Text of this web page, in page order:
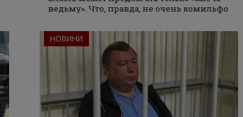
ведьму». Что, правда, не очень комильфо
НОВИНИ